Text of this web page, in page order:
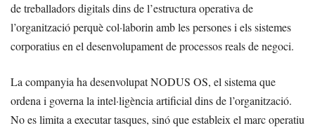
de treballadors digitals dins de l’estructura operativa de
l’organització perquè col·laborin amb les persones i els sistemes
corporatius en el desenvolupament de processos reals de negoci.
La companyia ha desenvolupat NODUS OS, el sistema que
ordena i governa la intel·ligència artificial dins de l’organització.
No es limita a executar tasques, sinó que estableix el marc operatiu